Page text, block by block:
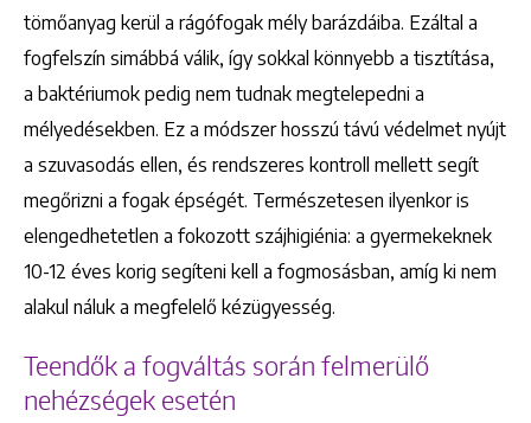
+36 1 222 7250
+36 1 222 9150
1148 Budapest, Örs vezér tere 2.
tömőanyag kerül a rágófogak mély barázdáiba. Ezáltal a
fogfelszín simábbá válik, így sokkal könnyebb a tisztítása,
a baktériumok pedig nem tudnak megtelepedni a
mélyedésekben. Ez a módszer hosszú távú védelmet nyújt
a szuvasodás ellen, és rendszeres kontroll mellett segít
megőrizni a fogak épségét. Természetesen ilyenkor is
elengedhetetlen a fokozott szájhigiénia: a gyermekeknek
10-12 éves korig segíteni kell a fogmosásban, amíg ki nem
alakul náluk a megfelelő kézügyesség.
Teendők a fogváltás során felmerülő
nehézségek esetén